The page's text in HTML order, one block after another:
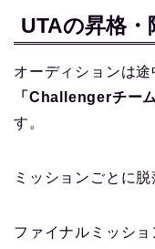
UTAの昇格
オーディションは途
「Challengerチーム
す。
ミッションごとに脱
ファイナルミッシ